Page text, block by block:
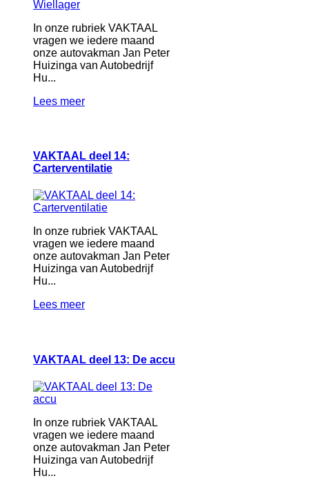
In onze rubriek VAKTAAL
vragen we iedere maand
onze autovakman Jan Peter
Huizinga van Autobedrijf
Hu...
Lees meer
VAKTAAL deel 14:
Carterventilatie
In onze rubriek VAKTAAL
vragen we iedere maand
onze autovakman Jan Peter
Huizinga van Autobedrijf
Hu...
Lees meer
VAKTAAL deel 13: De accu
In onze rubriek VAKTAAL
vragen we iedere maand
onze autovakman Jan Peter
Huizinga van Autobedrijf
Hu...